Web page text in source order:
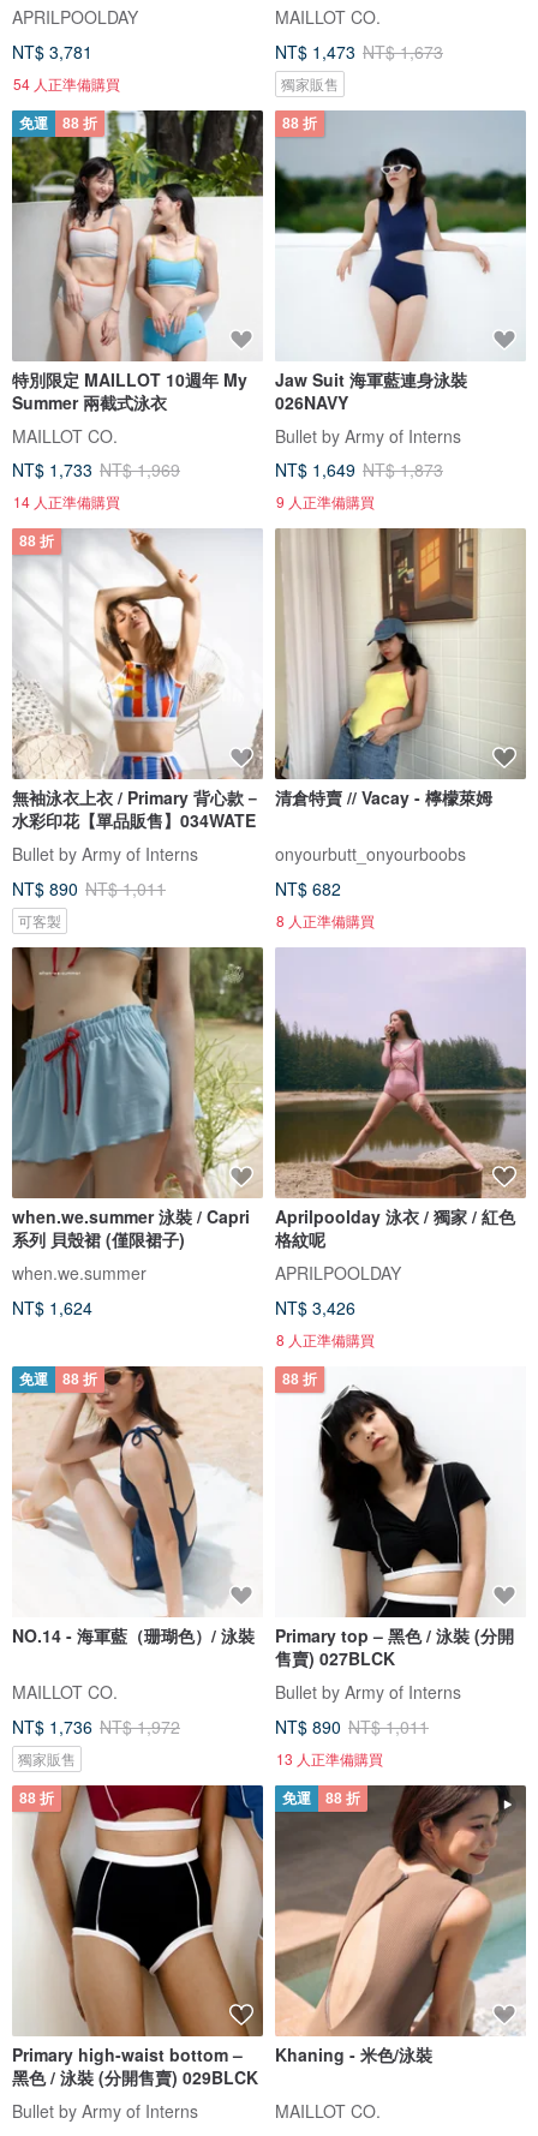
APRILPOOLDAY
NT$ 3,781
54 人正準備購買
MAILLOT CO.
NT$ 1,473 NT$ 1,673
獨家販售
免運 88 折
特別限定 MAILLOT 10週年 My
Summer 兩截式泳衣
MAILLOT CO.
NT$ 1,733 NT$ 1,969
14 人正準備購買
88 折
Jaw Suit 海軍藍連身泳裝
026NAVY
Bullet by Army of Interns
NT$ 1,649 NT$ 1,873
9 人正準備購買
88 折
無袖泳衣上衣 / Primary 背心款－
水彩印花【單品販售】034WATE
Bullet by Army of Interns
NT$ 890 NT$ 1,011
可客製
清倉特賣 // Vacay - 檸檬萊姆
onyourbutt_onyourboobs
NT$ 682
8 人正準備購買
when.we.summer 泳裝 / Capri
系列 貝殼裙 (僅限裙子)
when.we.summer
NT$ 1,624
Aprilpoolday 泳衣 / 獨家 / 紅色
格紋呢
APRILPOOLDAY
NT$ 3,426
8 人正準備購買
免運 88 折
NO.14 - 海軍藍（珊瑚色）/ 泳裝
MAILLOT CO.
NT$ 1,736 NT$ 1,972
獨家販售
88 折
Primary top – 黑色 / 泳裝 (分開
售賣) 027BLCK
Bullet by Army of Interns
NT$ 890 NT$ 1,011
13 人正準備購買
88 折
Primary high-waist bottom –
黑色 / 泳裝 (分開售賣) 029BLCK
Bullet by Army of Interns
免運 88 折
Khaning - 米色/泳裝
MAILLOT CO.